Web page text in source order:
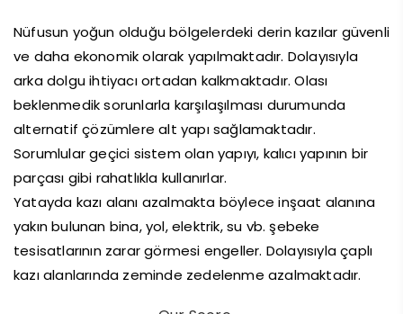
Nüfusun yoğun olduğu bölgelerdeki derin kazılar güvenli
ve daha ekonomik olarak yapılmaktadır. Dolayısıyla
arka dolgu ihtiyacı ortadan kalkmaktadır. Olası
beklenmedik sorunlarla karşılaşılması durumunda
alternatif çözümlere alt yapı sağlamaktadır.
Sorumlular geçici sistem olan yapıyı, kalıcı yapının bir
parçası gibi rahatlıkla kullanırlar.
Yatayda kazı alanı azalmakta böylece inşaat alanına
yakın bulunan bina, yol, elektrik, su vb. şebeke
tesisatlarının zarar görmesi engeller. Dolayısıyla çaplı
kazı alanlarında zeminde zedelenme azalmaktadır.